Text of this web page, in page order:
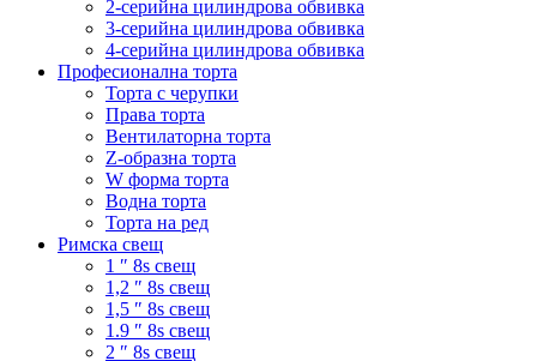
2-серийна цилиндрова обвивка
3-серийна цилиндрова обвивка
4-серийна цилиндрова обвивка
Професионална торта
Торта с черупки
Права торта
Вентилаторна торта
Z-образна торта
W форма торта
Водна торта
Торта на ред
Римска свещ
1 ″ 8s свещ
1,2 ″ 8s свещ
1,5 ″ 8s свещ
1.9 ″ 8s свещ
2 ″ 8s свещ